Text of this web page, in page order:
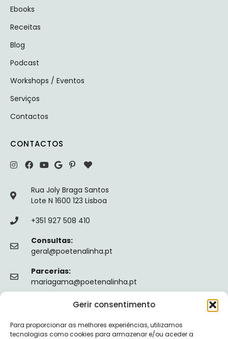
Gerir consentimento
Para proporcionar as melhores experiências, utilizamos
tecnologias como cookies para armazenar e/ou aceder a
Ebooks
Receitas
Blog
Podcast
Workshops / Eventos
Serviços
Contactos
CONTACTOS
Rua Joly Braga Santos
Lote N 1600 123 Lisboa
+351 927 508 410
Consultas:
geral@poetenalinha.pt
Parcerias:
mariagama@poetenalinha.pt
Política de privacidade